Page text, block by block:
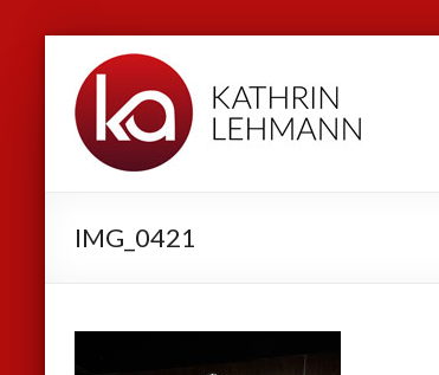
Inhalt
springen
Kathrin
Lehmann
Sport
Business
IMG_0421